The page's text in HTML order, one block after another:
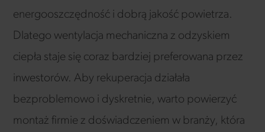
energooszczędność i dobrą jakość powietrza.
Dlatego wentylacja mechaniczna z odzyskiem
ciepła staje się coraz bardziej preferowana przez
inwestorów. Aby rekuperacja działała
bezproblemowo i dyskretnie, warto powierzyć
montaż firmie z doświadczeniem w branży, która